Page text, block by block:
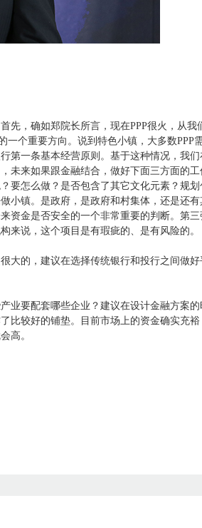
，确如郑院长所言，现在PPP很火，从我
一个重要方向。说到特色小镇，大多数PPP
第一条基本经营原则。基于这种情况，我们
未来如果跟金融结合，做好下面三方面的工
要怎么做？是否包含了其它文化元素？规划
小镇。是政府，是政府和村集体，还是还
资金是否安全的一个非常重要的判断。第三
来说，这个项目是有瑕疵的、是有风险的。
的，建议在选择传统银行和投行之间做好
要配套哪些企业？建议在设计金融方案的
比较好的铺垫。目前市场上的资金确实充裕
高。